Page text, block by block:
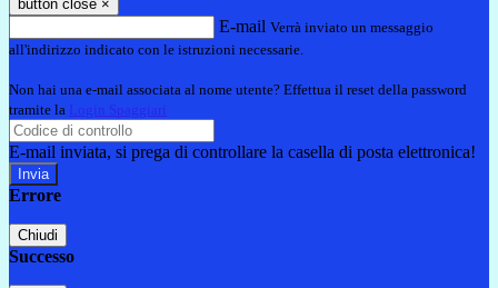
button close ×
E-mail Verrà inviato un messaggio
all'indirizzo indicato con le istruzioni necessarie.
Non hai una e-mail associata al nome utente? Effettua il reset della password
tramite la Login Spaggiari
E-mail inviata, si prega di controllare la casella di posta elettronica!
Errore
Chiudi
Successo